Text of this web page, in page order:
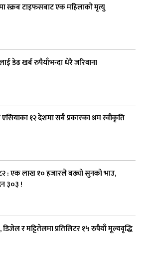
स्क्रब टाइफसबाट एक महिलाको मृत्यु
डेढ खर्ब रुपैयाँभन्दा धेरै जरिवाना
एसियाका १२ देशमा सबै प्रकारका श्रम स्वीकृति
: एक लाख १० हजारले बढ्यो सुनको भाउ,
३०३ !
डिजेल र मट्टितेलमा प्रतिलिटर १५ रुपैयाँ मूल्यवृद्धि